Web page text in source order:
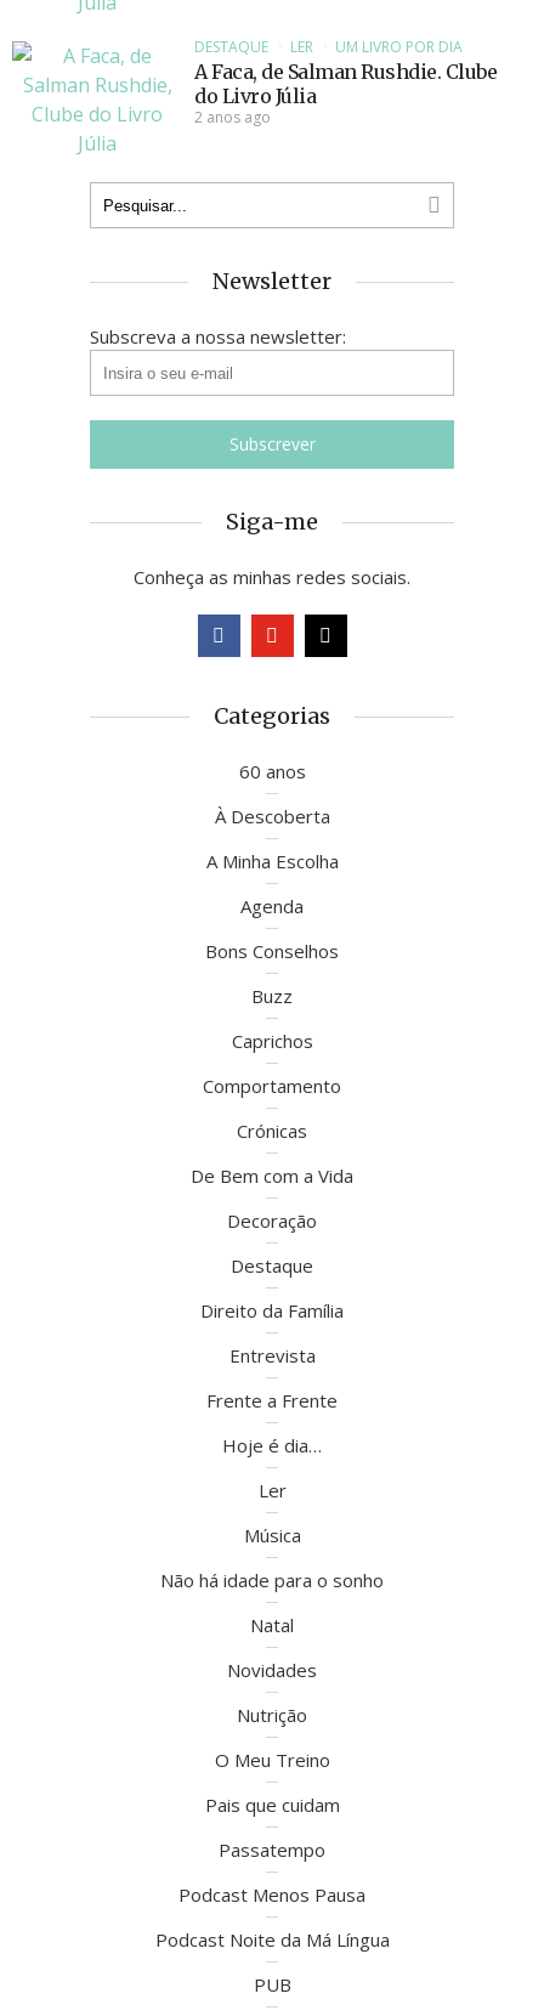
DESTAQUE LER UM LIVRO POR DIA
A Faca, de Salman Rushdie. Clube
do Livro Júlia
2 anos ago
Newsletter
Subscreva a nossa newsletter:
Siga-me
Conheça as minhas redes sociais.
Categorias
60 anos
À Descoberta
A Minha Escolha
Agenda
Bons Conselhos
Buzz
Caprichos
Comportamento
Crónicas
De Bem com a Vida
Decoração
Destaque
Direito da Família
Entrevista
Frente a Frente
Hoje é dia…
Ler
Música
Não há idade para o sonho
Natal
Novidades
Nutrição
O Meu Treino
Pais que cuidam
Passatempo
Podcast Menos Pausa
Podcast Noite da Má Língua
PUB